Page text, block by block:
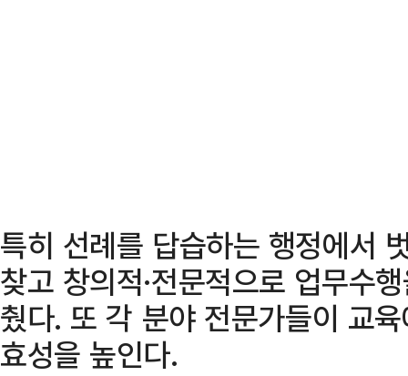
특히 선례를 답습하는 행정에서
찾고 창의적·전문적으로 업무수
췄다. 또 각 분야 전문가들이 교
효성을 높인다.